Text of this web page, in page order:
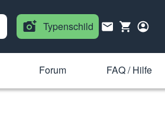
Typenschild
Forum FAQ / Hilfe